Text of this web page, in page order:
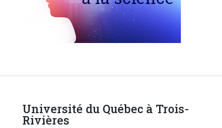
Université du Québec à Trois-
Rivières